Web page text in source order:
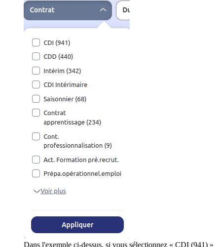
Dans l'exemple ci-dessus, si vous sélectionnez « CDI (941) »